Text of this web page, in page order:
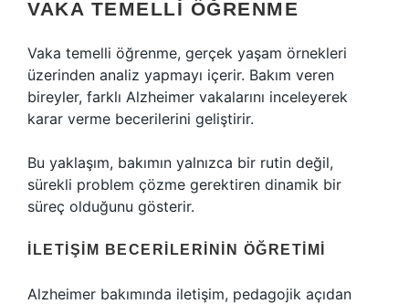
VAKA TEMELLI ÖĞRENME
Vaka temelli öğrenme, gerçek yaşam örnekleri
üzerinden analiz yapmayı içerir. Bakım veren
bireyler, farklı Alzheimer vakalarını inceleyerek
karar verme becerilerini geliştirir.
Bu yaklaşım, bakımın yalnızca bir rutin değil,
sürekli problem çözme gerektiren dinamik bir
süreç olduğunu gösterir.
İLETIŞIM BECERILERININ ÖĞRETIMI
Alzheimer bakımında iletişim, pedagojik açıdan